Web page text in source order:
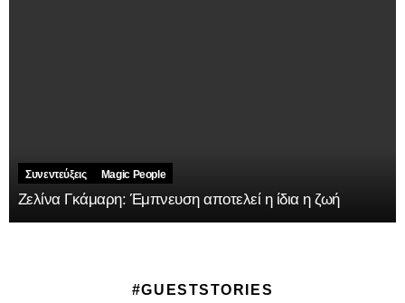
Συνεντεύξεις Magic People
Ζελίνα Γκάμαρη: Έμπνευση αποτελεί η ίδια η ζωή
#GUESTSTORIES